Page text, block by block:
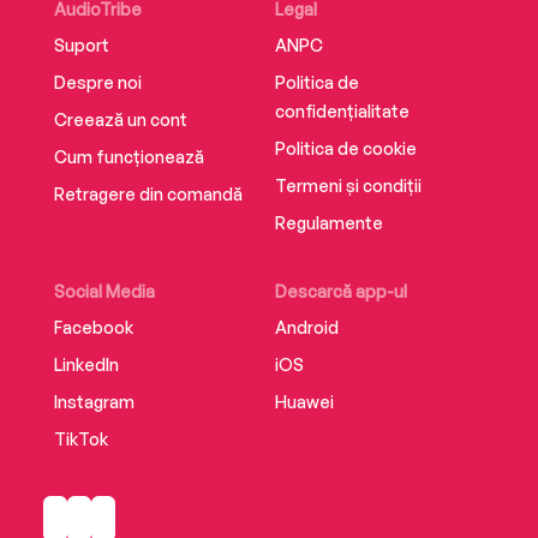
your life.
Whether you’re a parent wanting to help your
teenager through the turbulence of puberty, a
partner searching to understand your girlfriend
or just really want to know how to become your
own best friend, I’m here to guide you through.
Chessie x
AudioTribe
Suport
Despre noi
Creează un cont
Cum funcționează
Retragere din comandă
Social Media
Facebook
LinkedIn
Instagram
TikTok
Descarcă app-ul
Android
iOS
Huawei
Legal
ANPC
Politica de
confidențialitate
Politica de cookie
Termeni și condiții
Regulamente